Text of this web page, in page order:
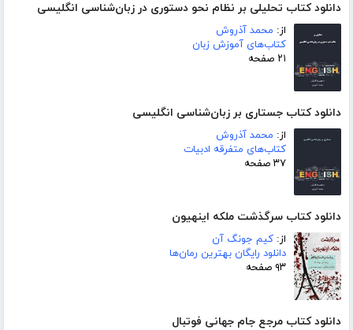
دانلود کتاب تحلیلی بر نظام نحو دستوری در زبان‌شناسی انگلیسی
از: محمد آذروش
کتاب‌های آموزش زبان
۲۱ صفحه
دانلود کتاب جستاری بر زبان‌شناسی انگلیسی
از: محمد آذروش
کتاب‌های متفرقه ادبیات
۳۷ صفحه
دانلود کتاب سرگذشت ملکه اینهیون
از: کیم جونگ آن
دانلود رایگان بهترین رمان‌ها
۹۳ صفحه
دانلود کتاب مرجع جام جهانی فوتبال